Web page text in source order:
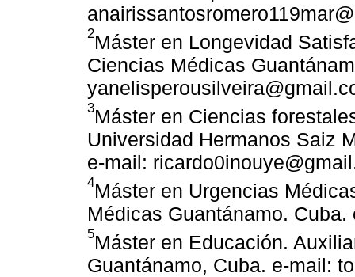
2Máster en Longevidad
Ciencias Médicas
3Máster en Ciencias
Universidad Hermanos Saiz
e-mail:
4Máster en Urgencias
Médicas Guantánamo.
5Máster en Educación.
Guantánamo, Cuba. e-mail: